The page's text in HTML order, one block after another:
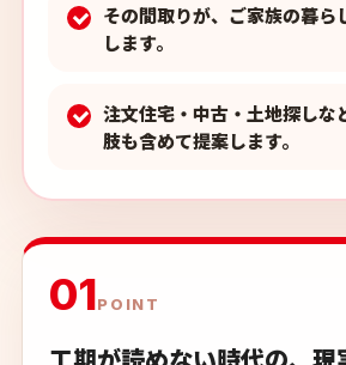
その間取りが、ご家族の暮ら
します。
注文住宅・中古・土地探しな
肢も含めて提案します。
01POINT